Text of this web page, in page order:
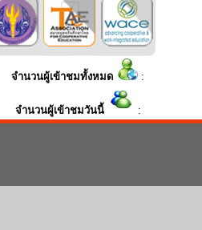
จำนวนผู้เข้าชมทั้งหมด :
จำนวนผู้เข้าชมวันนี้ :